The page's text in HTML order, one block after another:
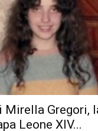
Mirella Gregori,
Leone XIV...